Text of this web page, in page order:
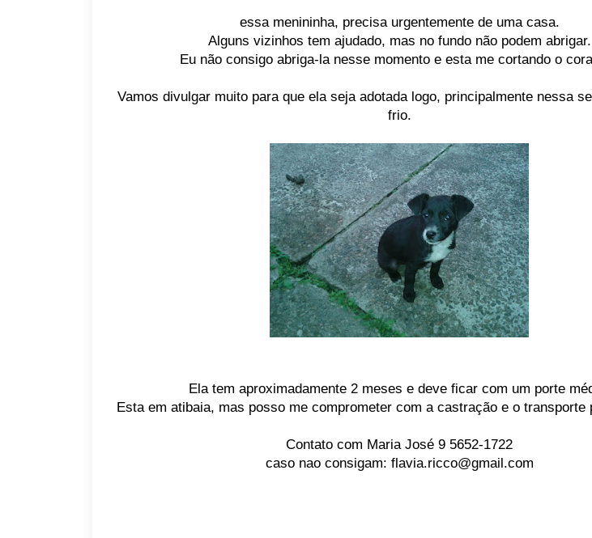
essa menininha, precisa urgentemente de uma casa.
Alguns vizinhos tem ajudado, mas no fundo não podem abrigar.
Eu não consigo abriga-la nesse momento e esta me cortando o
Vamos divulgar muito para que ela seja adotada logo, principalmente nessa
frio.
Ela tem aproximadamente 2 meses e deve ficar com um porte
Esta em atibaia, mas posso me comprometer com a castração e o transporte
Contato com Maria José 9 5652-1722
caso nao consigam: flavia.ricco@gmail.com